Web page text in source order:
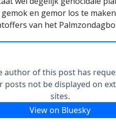
en gemor los te
van het